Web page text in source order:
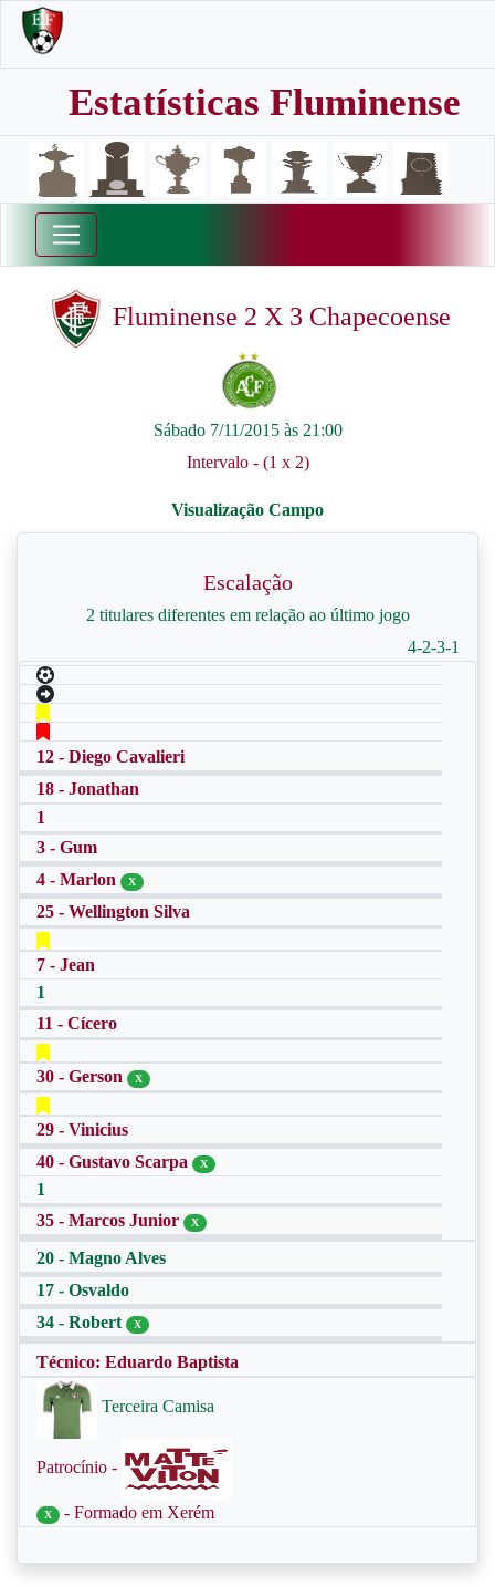
Estatísticas Fluminense
Fluminense 2 X 3 Chapecoense
Sábado 7/11/2015 às 21:00
Intervalo - (1 x 2)
Escalação
2 titulares diferentes em relação ao último jogo
4-2-3-1
12 - Diego Cavalieri
18 - Jonathan
1
3 - Gum
4 - Marlon
X
25 - Wellington Silva
7 - Jean
1
11 - Cícero
30 - Gerson X
29 - Vinicius
40 - Gustavo Scarpa
X
1
35 - Marcos Junior
X
20 - Magno Alves
17 - Osvaldo
34 - Robert
X
Técnico: Eduardo Baptista
Terceira Camisa
Patrocínio -
X - Formado em Xerém